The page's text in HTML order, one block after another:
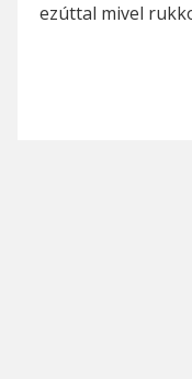
ezúttal mivel